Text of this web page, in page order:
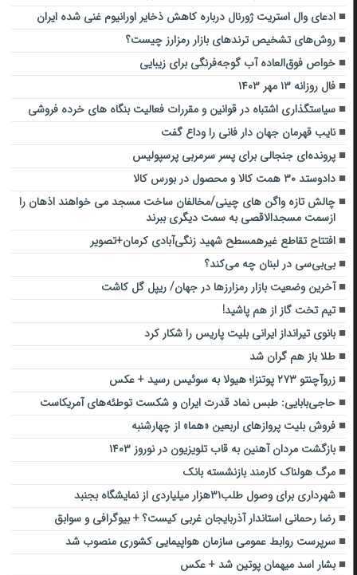
ادعای وال استریت ژورنال درباره کاهش ذخایر اورانیوم غنی شده ایران
روش‌های تشخیص ترندهای بازار رمزارز چیست؟
خواص فوق‌العاده آب گوجه‌فرنگی برای زیبایی
فال روزانه ۱۳ مهر ۱۴۰۳
سیاستگذاری اشتباه در قوانین و مقررات فعالیت بنگاه های خرده فروشی
نایب قهرمان جهان دار فانی را وداع گفت
پرونده‌ای جنجالی برای پسر سرمربی پرسپولیس
دادوستد ۳۰ همت کالا و محصول در بورس کالا
چالش تازه واگن های چینی/مخالفان ساخت مسجد می خواهند اذهان را
ازسمت مسجدالاقصی به سمت دیگری ببرند
افتتاح تقاطع غیرهمسطح شهید زنگی‌آبادی کرمان+تصویر
بی‌بی‌سی در لبنان چه می‌کند؟
آخرین وضعیت بازار رمزارزها در جهان/ ریپل گل کاشت
تیم تخت گاز از هم پاشید!
بانوی تیرانداز ایرانی بلیت پاریس را شکار کرد
طلا باز هم گران شد
زروآچنتو ۲۷۳ پوتنزا؛ هیولا به سوئیس رسید + عکس
حاجی‌بابایی: طبس نماد قدرت ایران و شکست توطئه‌های آمریکاست
فروش بلیت پروازهای اربعین «هما» از چهارشنبه
بازگشت مردان آهنین به قاب تلویزیون در نوروز ۱۴۰۳
مرگ هولناک کارمند بازنشسته بانک
شهرداری برای وصول طلب۳۱هزار میلیاردی از نمایشگاه بجنبد
رضا رحمانی استاندار آذربایجان غربی کیست؟ + بیوگرافی و سوابق
سرپرست روابط عمومی سازمان هواپیمایی کشوری منصوب شد
بشار اسد میهمان پوتین شد + عکس